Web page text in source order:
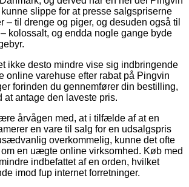
slippe for at presse salgspriserne
– til drenge og piger, og desuden også til
kolossalt, og endda nogle gange byde
ikke desto mindre vise sig indbringende
online varehuse efter rabat på Pingvin
forinden du gennemfører din bestilling,
at antage den laveste pris.
årvågen med, at i tilfælde af at en
en vare til salg for en udsalgspris
overkommelig, kunne det ofte
en uægte online virksomhed. Køb med
indbefattet af en orden, hvilket
imod fup internet forretninger.